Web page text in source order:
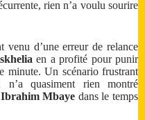
rien n’a voulu sourire
venu d’une erreur de relance
en a profité pour punir
minute. Un scénario frustrant
quasiment rien montré
Ibrahim Mbaye dans le temps